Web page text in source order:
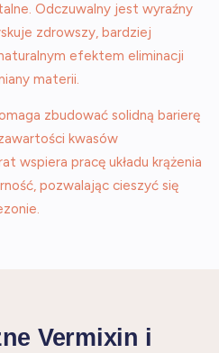
Odczuwalny jest wyraźny
zdrowszy, bardziej
efektem eliminacji
materii.
zbudować solidną barierę
kwasów
wspiera pracę układu krążenia
pozwalając cieszyć się
Vermixin i